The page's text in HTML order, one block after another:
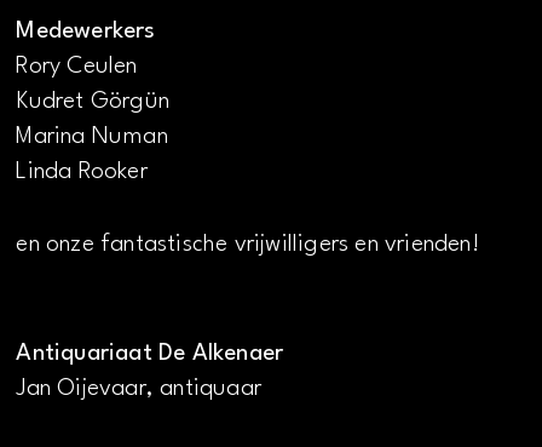
Medewerkers
Rory Ceulen
Kudret Görgün
Marina Numan
Linda Rooker
en onze fantastische vrijwilligers en vrienden!
Antiquariaat De Alkenaer
Jan Oijevaar, antiquaar